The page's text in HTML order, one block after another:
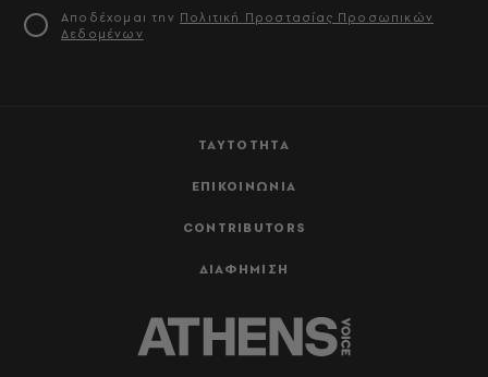
ΤΑΥΤΟΤΗΤΑ
ΕΠΙΚΟΙΝΩΝΙΑ
CONTRIBUTORS
ΔΙΑΦΗΜΙΣΗ
Αποδέχομαι την Πολιτική Προστασίας Προσωπικών
Δεδομένων